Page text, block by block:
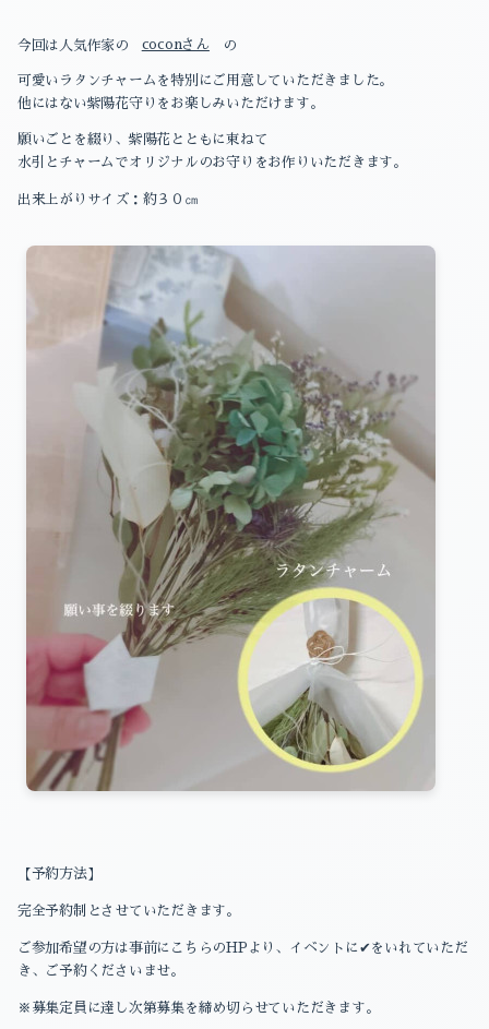
今回は人気作家の coconさん の
可愛いラタンチャームを特別にご用意していただきました。
他にはない紫陽花守りをお楽しみいただけます。
願いごとを綴り、紫陽花とともに束ねて
水引とチャームでオリジナルのお守りをお作りいただきます。
出来上がりサイズ：約３０㎝
【予約方法】
完全予約制とさせていただきます。
ご参加希望の方は事前にこちらのHPより、イベントに✔をいれていただ
き、ご予約くださいませ。
※募集定員に達し次第募集を締め切らせていただきます。